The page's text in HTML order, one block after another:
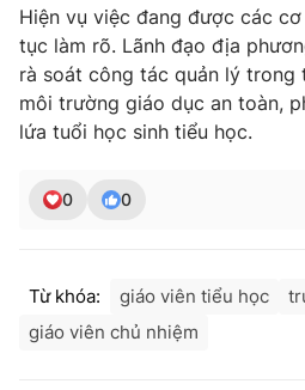
VTV Money
VTV Sức khoẻ Bất
VTV9
Hiện vụ việc đang được các
tục làm rõ. Lãnh đạo địa
rà soát công tác quản lý trong
môi trường giáo dục an toàn,
lứa tuổi học sinh tiểu học.
0 0
Từ khóa: giáo viên tiểu học
giáo viên chủ nhiệm